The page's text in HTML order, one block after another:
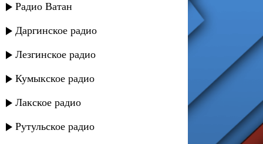
Радио Ватан
Даргинское радио
Лезгинское радио
Кумыкское радио
Лакское радио
Рутульское радио